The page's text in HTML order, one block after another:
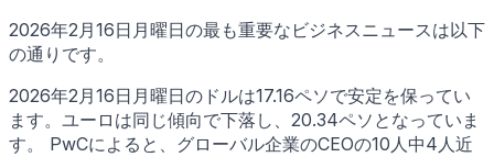
2026年2月16日月曜日の最も重要なビジネスニュースは以下
の通りです。
2026年2月16日月曜日のドルは17.16ペソで安定を保ってい
ます。ユーロは同じ傾向で下落し、20.34ペソとなっていま
す。 PwCによると、グローバル企業のCEOの10人中4人近